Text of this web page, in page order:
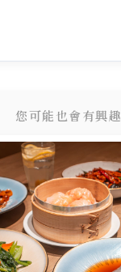
您可能也會有興趣